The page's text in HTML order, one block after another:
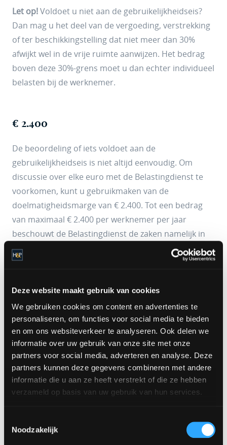
Deze website maakt gebruik van cookies
We gebruiken cookies om content en advertenties te
personaliseren, om functies voor social media te bieden
en om ons websiteverkeer te analyseren. Ook delen we
informatie over uw gebruik van onze site met onze
partners voor social media, adverteren en analyse. Deze
partners kunnen deze gegevens combineren met andere
informatie die u aan ze heeft verstrekt of die ze hebben
verzameld op basis van uw gebruik van hun services.
Noodzakelijk
Let op!Voldoet u niet aan de gebruikelijkheidseis?
Dan mag u het deel van de vergoeding, verstrekking
of ter beschikkingstelling dat niet meer dan 30%
afwijkt wel in de vrije ruimte aanwijzen. Het bedrag
boven deze 30%-grens moet u dan echter individueel
belasten bij de werknemer.
€ 2.400
De beoordeling of iets voldoet aan de
gebruikelijkheidseis is niet altijd eenvoudig. Om
discussie over elke euro met de Belastingdienst te
voorkomen, kunt u gebruikmaken van de
doelmatigheidsmarge van € 2.400. Tot een bedrag
van maximaal € 2.400 per werknemer per jaar
beschouwt de Belastingdienst de zaken namelijk in
alle redelijkheid als gebruikelijk. In alle redelijkheid
betekent dat het loon van de werknemer
minimumloon of bij een stagiair.
Tip!Bepaalde vergoedingen, verstrekking en
terbeschikkingstellingen zijn gericht vrijgesteld of op
nihil gewaardeerd. Deze zaken verlagen uw vrije
ruimte dan niet.